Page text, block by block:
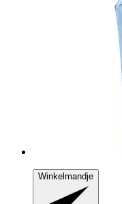
Winkelmandje